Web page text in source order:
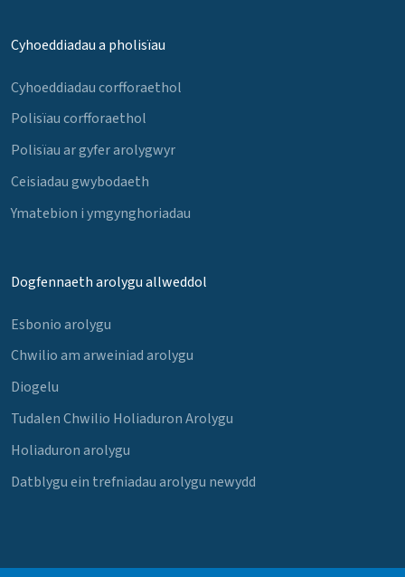
Cyhoeddiadau a pholisïau
Cyhoeddiadau corfforaethol
Polisïau corfforaethol
Polisïau ar gyfer arolygwyr
Ceisiadau gwybodaeth
Ymatebion i ymgynghoriadau
Dogfennaeth arolygu allweddol
Esbonio arolygu
Chwilio am arweiniad arolygu
Diogelu
Tudalen Chwilio Holiaduron Arolygu
Holiaduron arolygu
Datblygu ein trefniadau arolygu newydd